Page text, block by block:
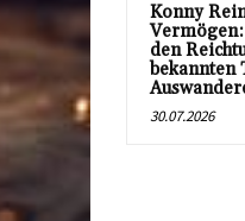
Konny
den
bekannten
30.07.2026